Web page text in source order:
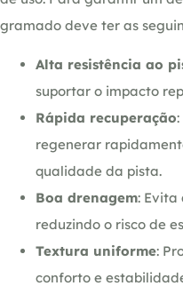
gramado deve ter as
Alta resistência ao
suportar o impacto
Rápida recuperação
regenerar
qualidade da pista.
Boa drenagem: Evita
reduzindo o risco de
Textura uniforme:
conforto e